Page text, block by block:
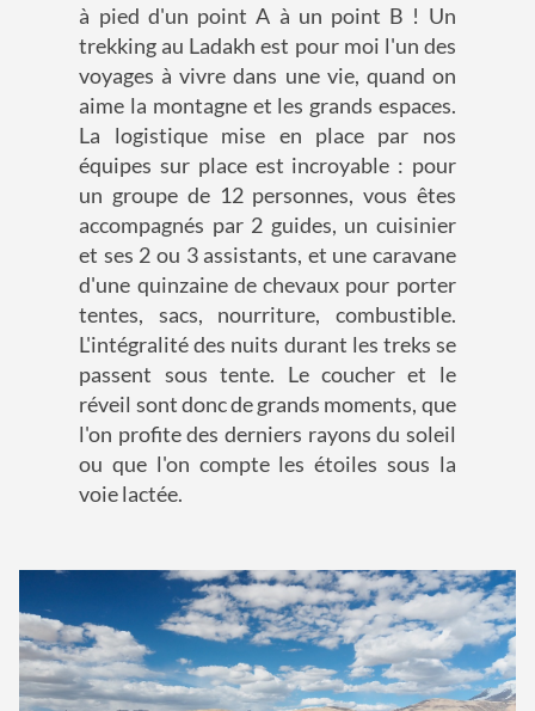
à pied d'un point A à un point B ! Un
trekking au Ladakh est pour moi l'un des
voyages à vivre dans une vie, quand on
aime la montagne et les grands espaces.
La logistique mise en place par nos
équipes sur place est incroyable : pour
un groupe de 12 personnes, vous êtes
accompagnés par 2 guides, un cuisinier
et ses 2 ou 3 assistants, et une caravane
d'une quinzaine de chevaux pour porter
tentes, sacs, nourriture, combustible.
L'intégralité des nuits durant les treks se
passent sous tente. Le coucher et le
réveil sont donc de grands moments, que
l'on profite des derniers rayons du soleil
ou que l'on compte les étoiles sous la
voie lactée.